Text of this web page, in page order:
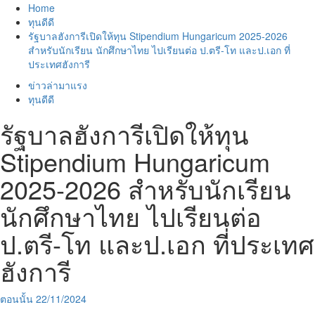
Home
ทุนดีดี
รัฐบาลฮังการีเปิดให้ทุน Stipendium Hungaricum 2025-2026
สำหรับนักเรียน นักศึกษาไทย ไปเรียนต่อ ป.ตรี-โท และป.เอก ที่
ประเทศฮังการี
ข่าวล่ามาแรง
ทุนดีดี
รัฐบาลฮังการีเปิดให้ทุน
Stipendium Hungaricum
2025-2026 สำหรับนักเรียน
นักศึกษาไทย ไปเรียนต่อ
ป.ตรี-โท และป.เอก ที่ประเทศ
ฮังการี
ตอนนั้น 22/11/2024